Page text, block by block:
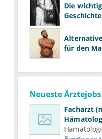
Die
Geschichte
für den
Neueste Ärztejobs
Facharzt